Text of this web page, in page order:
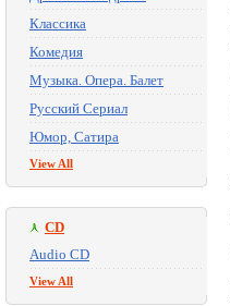
Классика
Комедия
Музыка. Опера. Балет
Русский Сериал
Юмор, Сатира
View All
CD
Audio CD
View All